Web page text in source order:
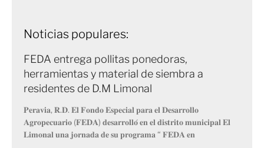
Noticias populares:
FEDA entrega pollitas ponedoras,
herramientas y material de siembra a
residentes de D.M Limonal
𝐏𝐞𝐫𝐚𝐯𝐢𝐚, 𝐑.𝐃. 𝐄𝐥 𝐅𝐨𝐧𝐝𝐨 𝐄𝐬𝐩𝐞𝐜𝐢𝐚𝐥 𝐩𝐚𝐫𝐚 𝐞𝐥 𝐃𝐞𝐬𝐚𝐫𝐫𝐨𝐥𝐥𝐨
𝐀𝐠𝐫𝐨𝐩𝐞𝐜𝐮𝐚𝐫𝐢𝐨 (𝐅𝐄𝐃𝐀) 𝐝𝐞𝐬𝐚𝐫𝐫𝐨𝐥𝐥𝐨́ 𝐞𝐧 𝐞𝐥 𝐝𝐢𝐬𝐭𝐫𝐢𝐭𝐨 𝐦𝐮𝐧𝐢𝐜𝐢𝐩𝐚𝐥 𝐄𝐥
𝐋𝐢𝐦𝐨𝐧𝐚𝐥 𝐮𝐧𝐚 𝐣𝐨𝐫𝐧𝐚𝐝𝐚 𝐝𝐞 𝐬𝐮 𝐩𝐫𝐨𝐠𝐫𝐚𝐦𝐚 “ 𝐅𝐄𝐃𝐀 𝐞𝐧